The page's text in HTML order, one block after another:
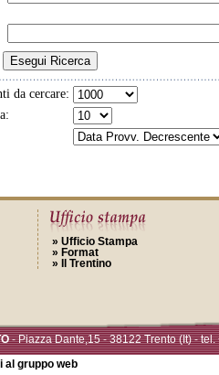
da cercare:
» Ufficio Stampa
» Format
»
Il Trentino
- Piazza Dante,15 - 38122 Trento (It) -
al gruppo web